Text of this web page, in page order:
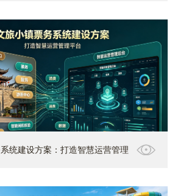
统建设方案：打造智慧运营管理